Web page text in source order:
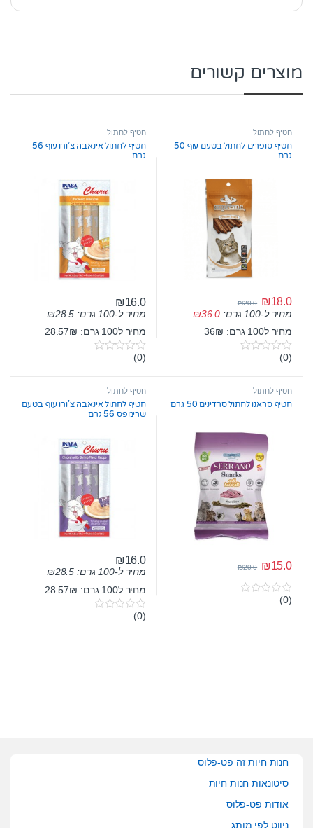
מוצרים קשורים
חטיף לחתול
חטיף סופרים לחתול בטעם עוף 50
גרם
₪18.0
₪20.0
מחיר ל-100 גרם: ₪36.0
מחיר ל100 גרם: 36₪
0
t
f
(0)
חטיף לחתול
חטיף לחתול אינאבה צ’ורו עוף 56
גרם
₪16.0
מחיר ל-100 גרם: ₪28.5
מחיר ל100 גרם: 28.57₪
0
t
f
5
(0)
חטיף לחתול
חטיף סראנו לחתול סרדינים 50 גרם
₪15.0
₪20.0
0(0)
חטיף לחתול
חטיף לחתול אינאבה צ’ורו עוף בטעם
שרימפס 56 גרם
₪16.0
מחיר ל-100 גרם: ₪28.5
מחיר ל100 גרם: 28.57₪
0(0)
חנות חיות זה פט-פלוס
סיטונאות חנות חיות
אודות פט-פלוס
ניווט לפי מותג